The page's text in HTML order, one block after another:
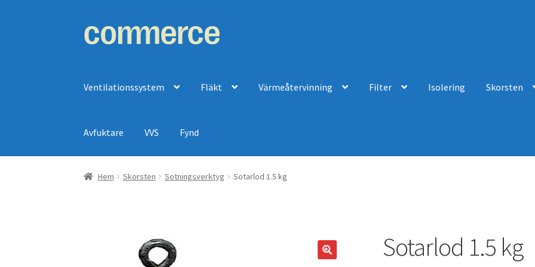
Hoppa
till
Hoppa
till
Ventilationssystem Fläkt Värmeåtervinning Filter Isolering Skorsten
Avfuktare VVS Fynd
Hem Skorsten Sotningsverktyg Sotarlod 1.5 kg
Sotarlod 1.5 kg